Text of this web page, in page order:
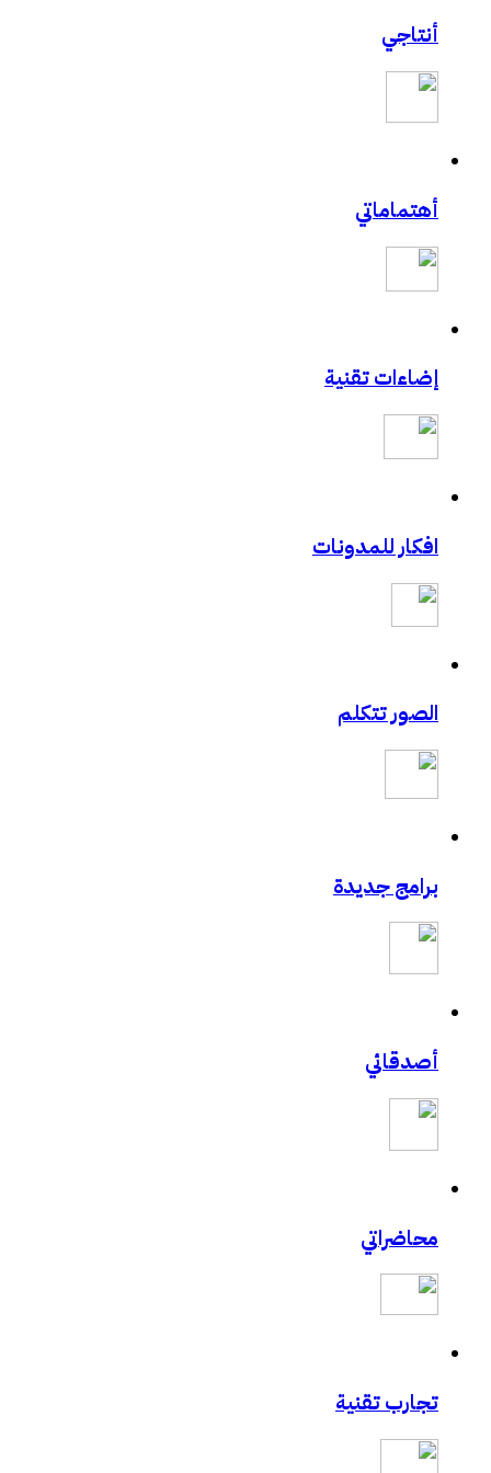
أنتاجي
أهتماماتي
إضاءات تقنية
افكار للمدونات
الصور تتكلم
برامج جديدة
أصدقائي
محاضراتي
تجارب تقنية